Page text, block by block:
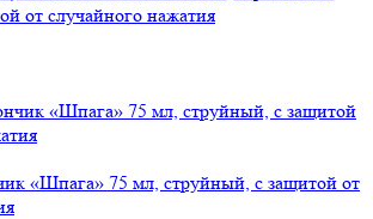
от случайного нажатия
«Шпага» 75 мл, струйный, с защитой от